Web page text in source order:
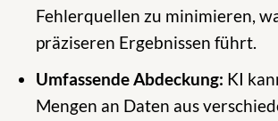
Fehlerquellen zu minimieren,
präziseren Ergebnissen führt.
Umfassende Abdeckung: KI
Mengen an Daten aus